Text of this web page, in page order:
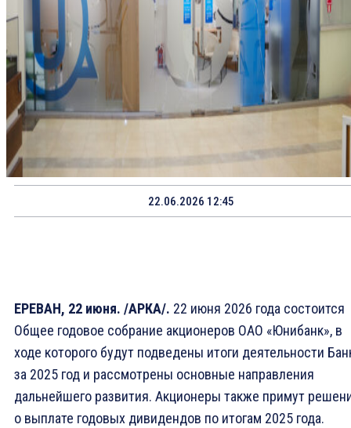
22.06.2026 12:45
ЕРЕВАН, 22 июня. /АРКА/. 22 июня 2026 года состоится
Общее годовое собрание акционеров ОАО «Юнибанк», в
ходе которого будут подведены итоги деятельности
за 2025 год и рассмотрены основные направления
дальнейшего развития. Акционеры также примут
о выплате годовых дивидендов по итогам 2025 года.